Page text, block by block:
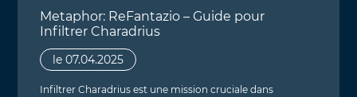
Metaphor: ReFantazio – Guide pour
Infiltrer Charadrius
le 07.04.2025
Infiltrer Charadrius est une mission cruciale dans